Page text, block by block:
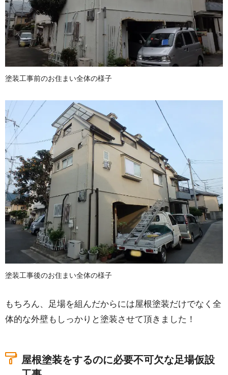
塗装工事前のお住まい全体の様子
塗装工事後のお住まい全体の様子
もちろん、足場を組んだからには屋根塗装だけでなく全
体的な外壁もしっかりと塗装させて頂きました！
屋根塗装をするのに必要不可欠な足場仮設